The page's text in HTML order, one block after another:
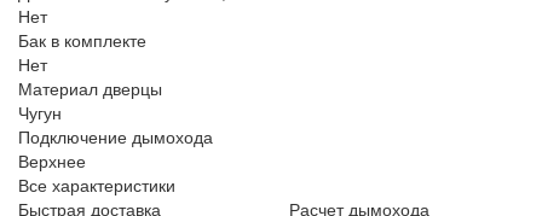
Нет
Бак в комплекте
Нет
Материал дверцы
Чугун
Подключение дымохода
Верхнее
Все характеристики
Быстрая доставка
Расчет дымохода